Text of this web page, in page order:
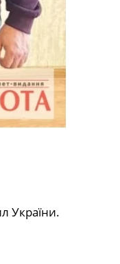
України.